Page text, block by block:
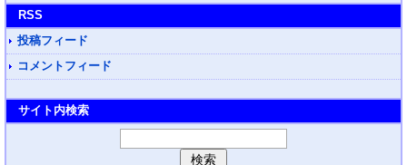
RSS
投稿フィード
コメントフィード
サイト内検索